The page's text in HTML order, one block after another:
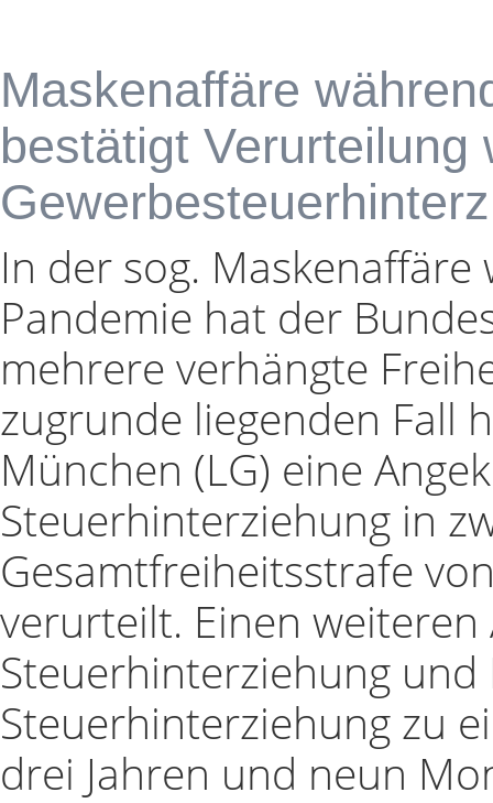
Maskenaffäre
bestätigt Verurteilung
In der sog.
Pandemie hat der
mehrere verhängte
zugrunde liegenden Fall
München (LG) eine
Steuerhinterziehung in
Gesamtfreiheitsstrafe
verurteilt. Einen
Steuerhinterziehung und
Steuerhinterziehung zu
drei Jahren und neun